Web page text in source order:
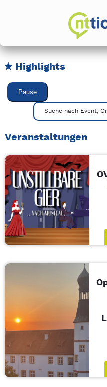
Highlights
Karussell Veranstaltungen
Pause
Mit Tab zu denSuche nach Event,
Veranstaltungen